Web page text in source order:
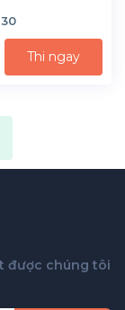
30
Thi ngay
được chúng tôi